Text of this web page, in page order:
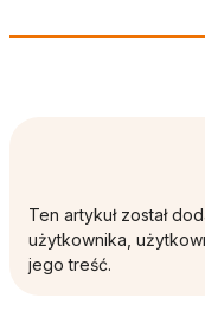
Ten artykuł został
użytkownika,
jego treść.